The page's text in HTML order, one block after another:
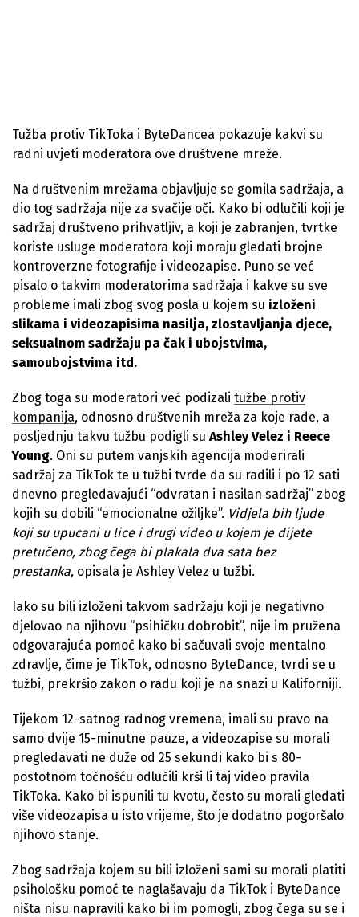
Tužba protiv TikToka i ByteDancea pokazuje kakvi su
radni uvjeti moderatora ove društvene mreže.
Na društvenim mrežama objavljuje se gomila sadržaja, a
dio tog sadržaja nije za svačije oči. Kako bi odlučili koji je
sadržaj društveno prihvatljiv, a koji je zabranjen, tvrtke
koriste usluge moderatora koji moraju gledati brojne
kontroverzne fotografije i videozapise. Puno se već
pisalo o takvim moderatorima sadržaja i kakve su sve
probleme imali zbog svog posla u kojem su izloženi
slikama i videozapisima nasilja, zlostavljanja djece,
seksualnom sadržaju pa čak i ubojstvima,
samoubojstvima itd.
Zbog toga su moderatori već podizali tužbe protiv
kompanija, odnosno društvenih mreža za koje rade, a
posljednju takvu tužbu podigli su Ashley Velez i Reece
Young. Oni su putem vanjskih agencija moderirali
sadržaj za TikTok te u tužbi tvrde da su radili i po 12 sati
dnevno pregledavajući “odvratan i nasilan sadržaj” zbog
kojih su dobili “emocionalne ožiljke”. Vidjela bih ljude
koji su upucani u lice i drugi video u kojem je dijete
pretučeno, zbog čega bi plakala dva sata bez
prestanka, opisala je Ashley Velez u tužbi.
Iako su bili izloženi takvom sadržaju koji je negativno
djelovao na njihovu “psihičku dobrobit”, nije im pružena
odgovarajuća pomoć kako bi sačuvali svoje mentalno
zdravlje, čime je TikTok, odnosno ByteDance, tvrdi se u
tužbi, prekršio zakon o radu koji je na snazi u Kaliforniji.
Tijekom 12-satnog radnog vremena, imali su pravo na
samo dvije 15-minutne pauze, a videozapise su morali
pregledavati ne duže od 25 sekundi kako bi s 80-
postotnom točnošću odlučili krši li taj video pravila
TikToka. Kako bi ispunili tu kvotu, često su morali gledati
više videozapisa u isto vrijeme, što je dodatno pogoršalo
njihovo stanje.
Zbog sadržaja kojem su bili izloženi sami su morali platiti
psihološku pomoć te naglašavaju da TikTok i ByteDance
ništa nisu napravili kako bi im pomogli, zbog čega su se i